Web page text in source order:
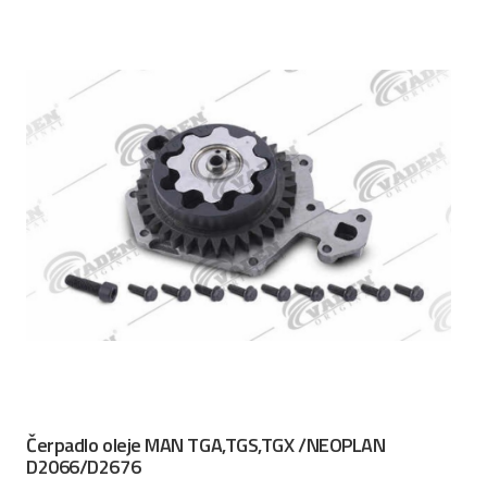
Čerpadlo oleje MAN TGA,TGS,TGX /NEOPLAN
D2066/D2676